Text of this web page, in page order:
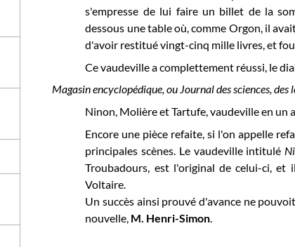
s'empresse de lui faire un billet de la
dessous une table où, comme Orgon, il
d'avoir restitué vingt-cinq mille livres, et
Ce vaudeville a complettement réussi, le
Magasin encyclopédique, ou Journal des sciences, des
Ninon, Molière et Tartufe, vaudeville en un
Encore une pièce refaite, si l'on appelle
principales scènes. Le vaudeville intitulé
Troubadours, est l'original decelui-ci, et
Voltaire.
Un succès ainsi prouvé d'avance ne
nouvelle, M. Henri-Simon.